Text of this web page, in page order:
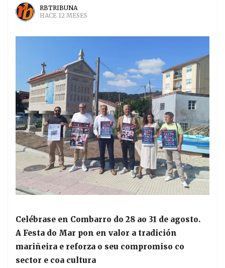
RBTRIBUNA
HACE 12 MESES
Celébrase en Combarro do 28 ao 31 de agosto.
A Festa do Mar pon en valor a tradición
mariñeira e reforza o seu compromiso co
sector e coa cultura